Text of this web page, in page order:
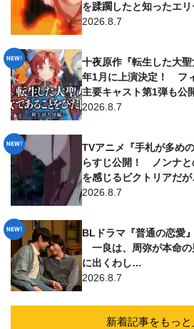
を蹂躙したと知ったエ
2026.8.7
十夜原作『転生した大
年1月に上演決定！ フ
主要キャスト第1弾も公
2026.8.7
TVアニメ『手札が多め
らすじ公開！ ノンナと
を感じるビクトリアだ
2026.8.7
BLドラマ『普通の恋愛
一良は、周弥が本命の
に出くわし…
2026.8.7
新着記事をもっと